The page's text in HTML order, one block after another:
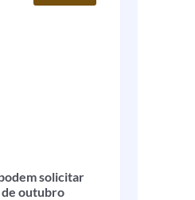
solicitar
de outubro